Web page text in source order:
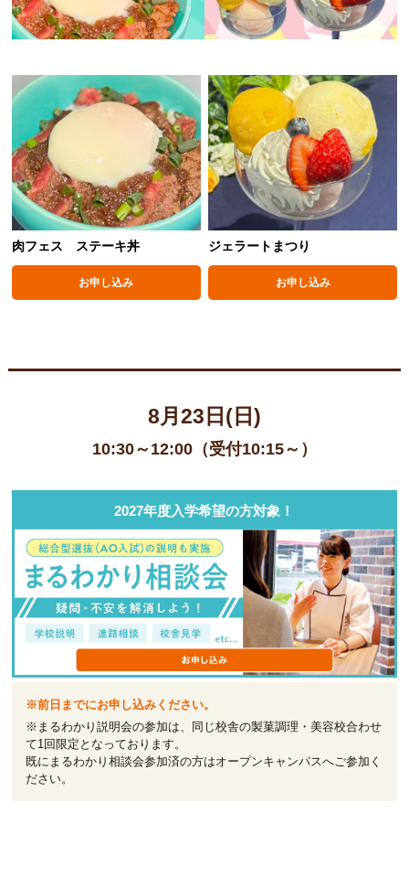
肉フェス ステーキ丼
お申し込み
ジェラートまつり
お申し込み
8月23日(日)
10:30～12:00（受付10:15～）
2027年度入学希望の方対象！
※前日までにお申し込みください。
※まるわかり説明会の参加は、同じ校舎の製菓調理・美容校合わせ
て1回限定となっております。
既にまるわかり相談会参加済の方はオープンキャンパスへご参加く
ださい。